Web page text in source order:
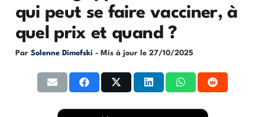
qui peut se faire vacciner, à
quel prix et quand ?
Par Solenne Dimofski - Mis à jour le 27/10/2025